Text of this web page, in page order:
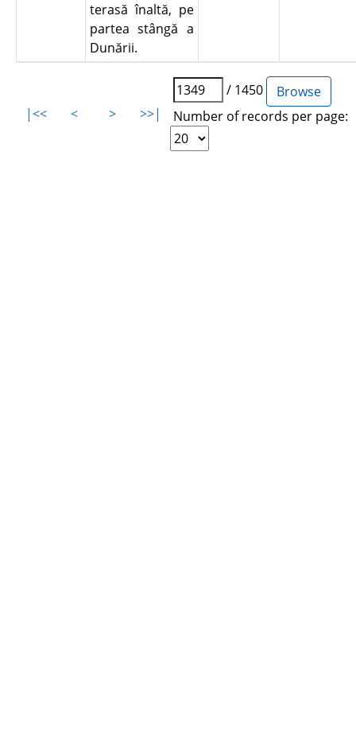
terasă înaltă, pe
partea stângă a
Dunării.
|<< < > >>|
/ 1450
Number of records per page: